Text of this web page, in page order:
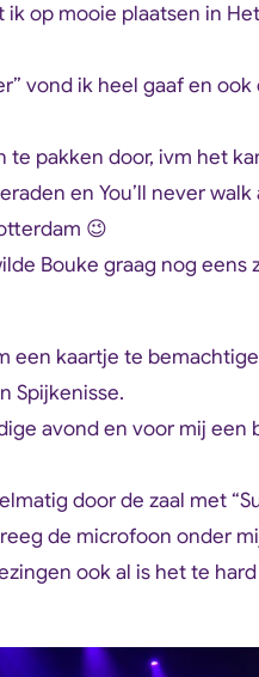
ik op mooie plaatsen in
vond ik heel gaaf en
te pakken door, ivm het
en You’ll never
😉
Bouke graag nog eens
een kaartje te
Spijkenisse.
avond en voor mij een
door de zaal met
de microfoon onder
ook al is het te